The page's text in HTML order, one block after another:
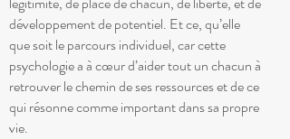
développement de potentiel. Et ce, qu’elle
que soit le parcours individuel, car cette
psychologie a à cœur d’aider tout un chacun à
retrouver le chemin de ses ressources et de ce
qui résonne comme important dans sa propre
vie.